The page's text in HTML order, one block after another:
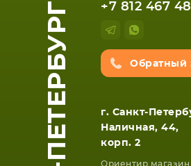
+7 812 467
Обратный
г. Санкт-
Наличная, 44,
корп. 2
Ориентир магазин